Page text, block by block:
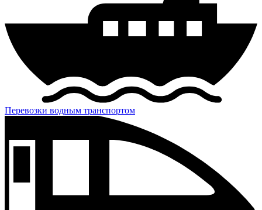
Перевозки водным транспортом